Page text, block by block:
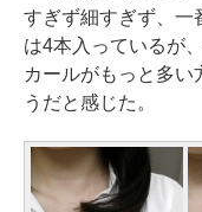
すぎず細すぎず、一
は4本入っているが
カールがもっと多い
うだと感じた。